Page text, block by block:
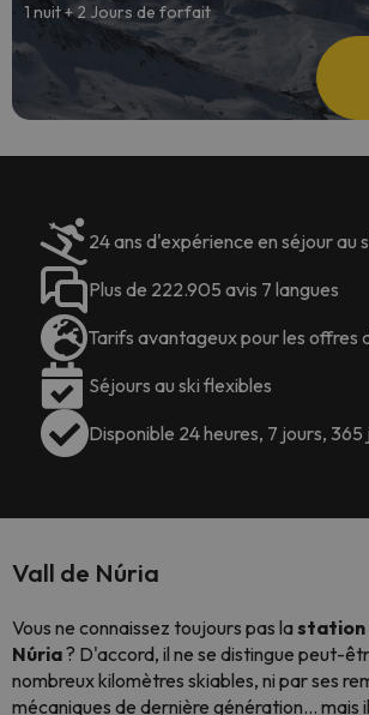
1 nuit + 2 Jours de forfait
24 ans d'expérience en séjour au
Plus de 222.905 avis 7 langues
Tarifs avantageux pour les offres
Séjours au ski flexibles
Disponible 24 heures, 7 jours, 365
Vall de Núria
Vous ne connaissez toujours pas lastation
Núria? D'accord, il ne se distingue peut-
nombreux kilomètres skiables, ni par ses
mécaniques de dernière génération... mais il